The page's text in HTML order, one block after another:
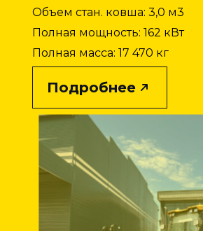
Объем стан. ковша: 3,0 м3
Полная мощность: 162 кВт
Полная масса: 17 470 кг
Подробнее